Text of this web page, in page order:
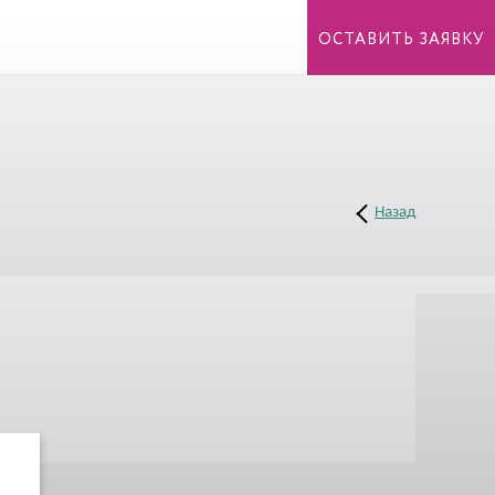
Назад
ОСТАВИТЬ ЗАЯВКУ